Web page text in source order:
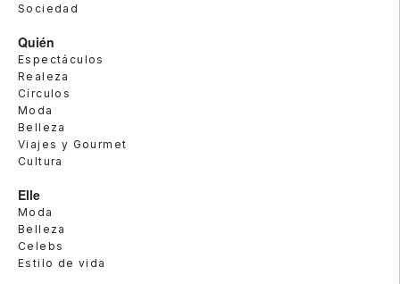
Sociedad
Quién
Espectáculos
Realeza
Círculos
Moda
Belleza
Viajes y Gourmet
Cultura
Elle
Moda
Belleza
Celebs
Estilo de vida